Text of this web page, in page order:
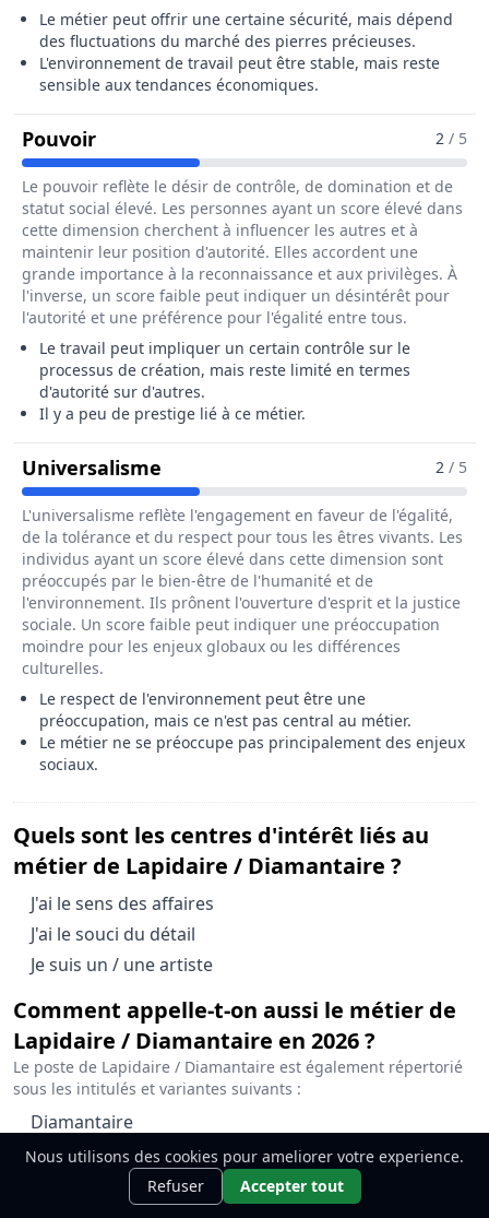
Le métier peut offrir une certaine sécurité, mais dépend
des fluctuations du marché des pierres précieuses.
L'environnement de travail peut être stable, mais reste
sensible aux tendances économiques.
PouvoirPour Le Métier De Lapidaire / 2 / 5
Le pouvoir reflète le désir de contrôle, de domination et de
statut social élevé. Les personnes ayant un score élevé dans
cette dimension cherchent à influencer les autres et à
maintenir leur position d'autorité. Elles accordent une
grande importance à la reconnaissance et aux privilèges. À
l'inverse, un score faible peut indiquer un désintérêt pour
l'autorité et une préférence pour l'égalité entre tous.
Le travail peut impliquer un certain contrôle sur le
processus de création, mais reste limité en termes
d'autorité sur d'autres.
Il y a peu de prestige lié à ce métier.
Universalisme Pour Le Métier De Lapidaire /
2 / 5
L'universalisme reflète l'engagement en faveur de l'égalité,
de la tolérance et du respect pour tous les êtres vivants. Les
individus ayant un score élevé dans cette dimension sont
préoccupés par le bien-être de l'humanité et de
l'environnement. Ils prônent l'ouverture d'esprit et la justice
sociale. Un score faible peut indiquer une préoccupation
moindre pour les enjeux globaux ou les différences
culturelles.
Le respect de l'environnement peut être une
préoccupation, mais ce n'est pas central au métier.
Le métier ne se préoccupe pas principalement des enjeux
sociaux.
Quels sont les centres d'intérêt liés au
métier de Lapidaire / Diamantaire ?
Le métier de Lapidaire / Diamantaire est associé à
J'ai le sens des affaires
Le métier de Lapidaire / Diamantaire est associé à
J'ai le souci du détail
Le métier de Lapidaire / Diamantaire est associé à
Je suis un / une artiste
Comment appelle-t-on aussi le métier de
Lapidaire / Diamantaire en 2026 ?
Le poste de Lapidaire / Diamantaire est également répertorié
sous les intitulés et variantes suivants :
Lapidaire / Diamantaire est également connu sous le
Diamantaire
Lapidaire / Diamantaire est également connu sous le
Gemmologue
Lapidaire / Diamantaire est également connu sous le
Gemmologue tailleur / Gemmologue tailleuse
Lapidaire / Diamantaire est également connu sous le
Ce métier t'intéresse ?Découvre
comment le devenir.
Nous utilisons des cookies pour ameliorer votre experience.
Refuser
Accepter tout